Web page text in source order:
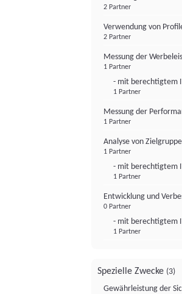
2 Partner
Verwendung von
2 Partner
Messung der
1 Partner
- mit berechtigtem
1 Partner
Messung der
1 Partner
Analyse von
1 Partner
- mit berechtigtem
1 Partner
Entwicklung und
0 Partner
- mit berechtigtem
1 Partner
Spezielle Zwecke (3)
Gewährleistung der